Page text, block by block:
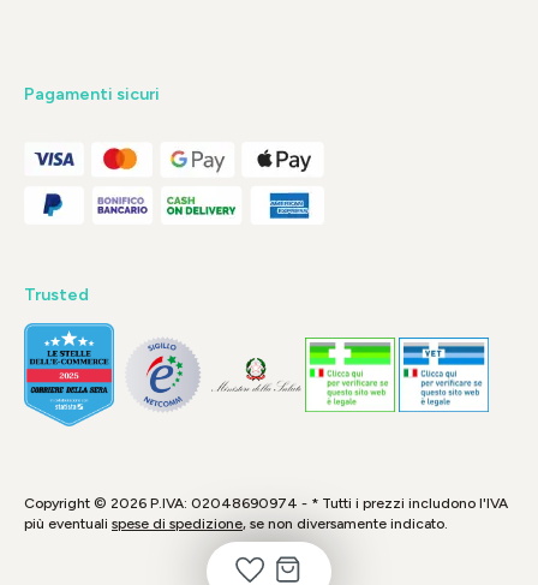
Pagamenti sicuri
Trusted
Copyright © 2026 P.IVA: 02048690974 - * Tutti i prezzi includono l'IVA
più eventuali spese di spedizione, se non diversamente indicato.